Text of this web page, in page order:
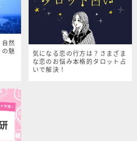
然
魅
気になる恋の行方は？さまざま
な恋のお悩み本格的タロット占
いで解決！